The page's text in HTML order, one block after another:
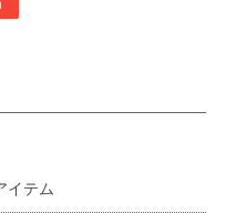
イテム